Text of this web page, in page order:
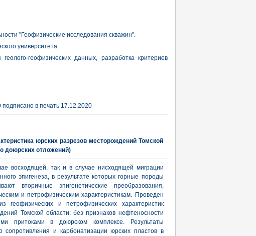
"Геофизические исследования скважин".
университета.
геофизических данных, разработка критериев
в печать 17.12.2020
юрских разрезов месторождений Томской
доюрских отложений)
восходящей, так и в случае нисходящей миграции
эпигенеза, в результате которых горные породы
вторичные эпигенетические преобразования,
и петрофизическим характеристикам. Проведен
геофизических и петрофизических характеристик
Томской области: без признаков нефтеносности
притоками в доюрском комплексе. Результаты
сопротивления и карбонатизации юрских пластов в